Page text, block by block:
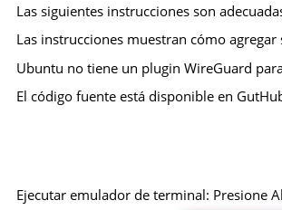
Las siguientes instrucciones son
Las instrucciones muestran cómo
Ubuntu no tiene un plugin WireGuard
El código fuente está disponible en
Ejecutar emulador de terminal: Presione